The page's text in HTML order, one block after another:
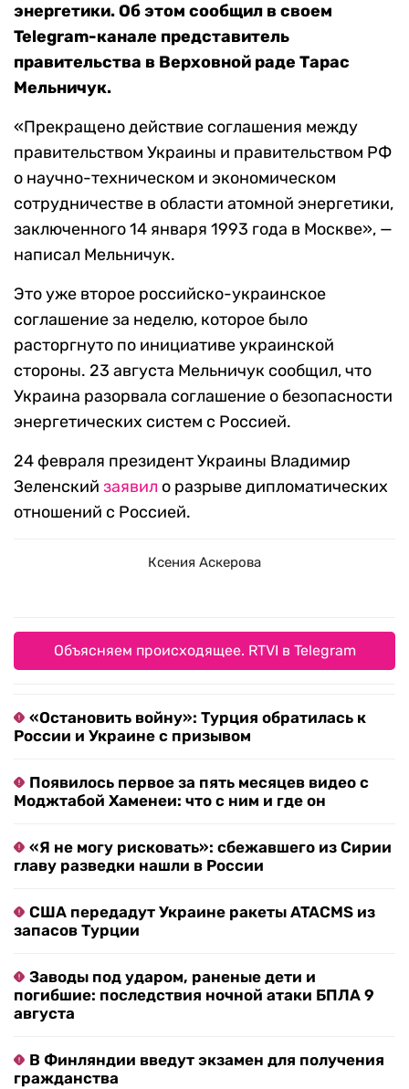
энергетики. Об этом сообщил в своем
Telegram-канале представитель
правительства в Верховной раде Тарас
Мельничук.
«Прекращено действие соглашения между
правительством Украины и правительством РФ
о научно-техническом и экономическом
сотрудничестве в области атомной энергетики,
заключенного 14 января 1993 года в Москве», —
написал Мельничук.
Это уже второе российско-украинское
соглашение за неделю, которое было
расторгнуто по инициативе украинской
стороны. 23 августа Мельничук сообщил, что
Украина разорвала соглашение о безопасности
энергетических систем с Россией.
24 февраля президент Украины Владимир
Зеленский заявил о разрыве дипломатических
отношений с Россией.
Ксения Аскерова
Объясняем происходящее. RTVI в Telegram
«Остановить войну»: Турция обратилась к
России и Украине с призывом
Появилось первое за пять месяцев видео с
Моджтабой Хаменеи: что с ним и где он
«Я не могу рисковать»: сбежавшего из Сирии
главу разведки нашли в России
США передадут Украине ракеты ATACMS из
запасов Турции
Заводы под ударом, раненые дети и
погибшие: последствия ночной атаки БПЛА 9
августа
В Финляндии введут экзамен для получения
гражданства